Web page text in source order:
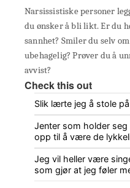
Narsissistiske personer
du ønsker å bli likt. Er du
sannhet? Smiler du selv
ubehagelig? Prøver du å
avvist?
Check this out
Slik lærte jeg å stole
Jenter som holder
opp til å være de
Jeg vil heller være
som gjør at jeg føler